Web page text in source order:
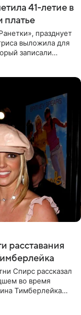
41-летие в
платье
празднует
выложила для
записали
расставания
Спирс рассказал
во время
Тимберлейка